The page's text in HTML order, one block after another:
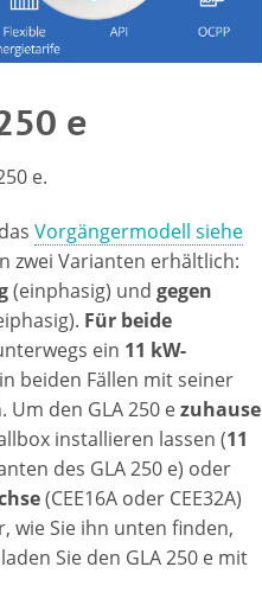
e
e.
Vorgängermodell siehe
zwei Varianten erhältlich:
(einphasig) und gegen
Für beide
ein 11 kW-
beiden Fällen mit seiner
den GLA 250 ezuhause
installieren lassen (11
des GLA 250 e) oder
(CEE16A oder CEE32A)
wie Sie ihn unten finden,
Sie den GLA 250 e mit